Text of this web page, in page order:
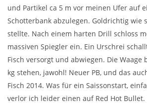
und Partikel ca 5 m vor meinen Ufer auf
Schotterbank abzulegen. Goldrichtig wie
stellte. Nach einem harten Drill schloss
massiven Spiegler ein. Ein Urschrei
Fisch versorgt und abwiegen. Die Waage
kg stehen, jawohl! Neuer PB, und das
Fisch 2014. Was für ein Saissonstart,
verlor ich leider einen auf Red Hot Bullet.